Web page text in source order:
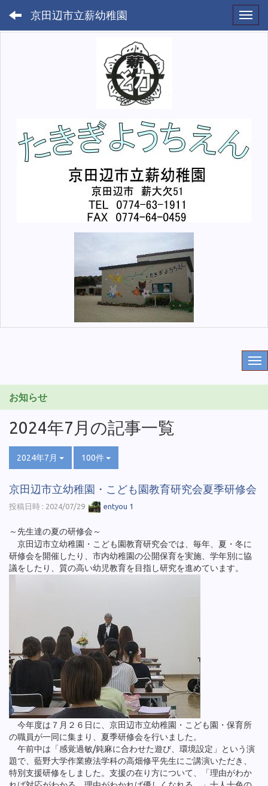
京田辺市立薪幼稚園
お知らせ
2024年7月の記事一覧
2024年7月 100件
京田辺市立幼稚園・こども園教育研究会夏季研修会
投稿日時 : 2024/07/29 entyou 1
～先生達の夏の研修会～
京田辺市立幼稚園・こども園教育研究会では、毎年、夏・冬に
研修会を開催したり、市内幼稚園の公開保育を実施、学年別に協
議をしたり、質の高い幼児教育を目指し研究を進めています。
今年度は７月２６日に、京田辺市立幼稚園・こども園・保育所
の職員が一同に集まり、夏季研修会を行いました。
午前中は「感覚過敏/鈍麻に合わせた遊び、環境設定」という演
題で、藍野大学作業療法学科の高畑修平先生にご講演いただき、
特別支援研修をしました。支援の在り方について、「理由がわか